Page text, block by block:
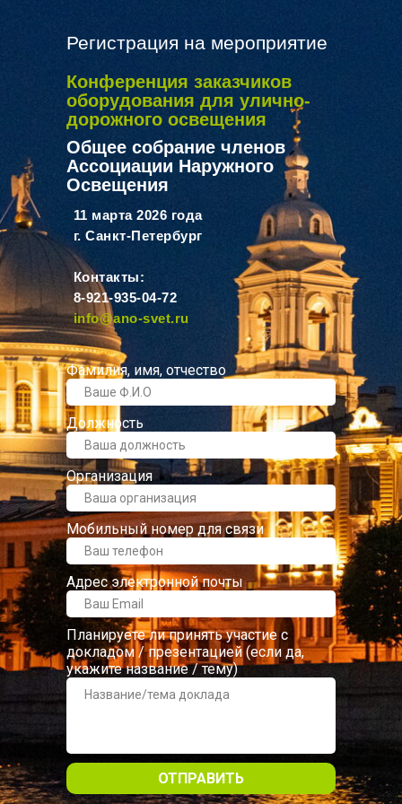
11 марта 2026 года
г. Санкт-Петербург
Контакты:
8-921-935-04-72
info@ano-svet.ru
Фамилия, имя, отчество
Должность
Организация
Мобильный номер для связи
Адрес электронной почты
Планируете ли принять участие с
докладом / презентацией (если да,
укажите название / тему)
ОТПРАВИТЬ
Регистрация на мероприятие
Конференция заказчиков
оборудования для улично-
дорожного освещения
Общее собрание членов
Ассоциации Наружного
Освещения